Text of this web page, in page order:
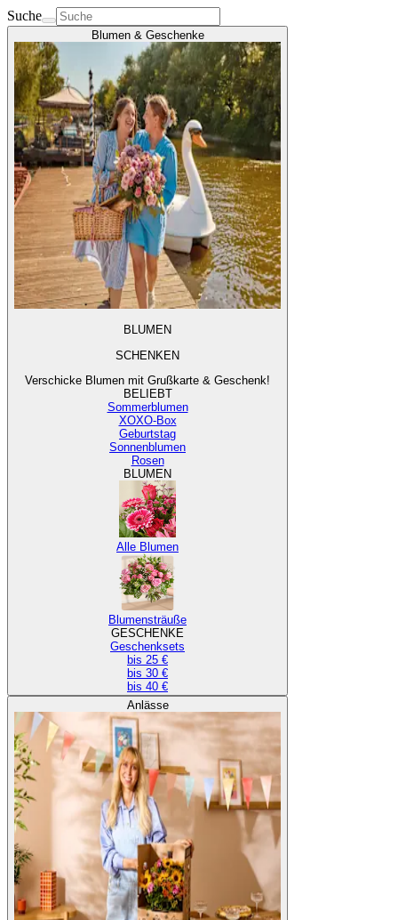
Suche
Blumen & Geschenke
BLUMEN
SCHENKEN
Verschicke Blumen mit Grußkarte & Geschenk!
BELIEBT
Sommerblumen
XOXO-Box
Geburtstag
Sonnenblumen
Rosen
BLUMEN
Alle Blumen
Blumensträuße
GESCHENKE
Geschenksets
bis 25 €
bis 30 €
bis 40 €
Anlässe